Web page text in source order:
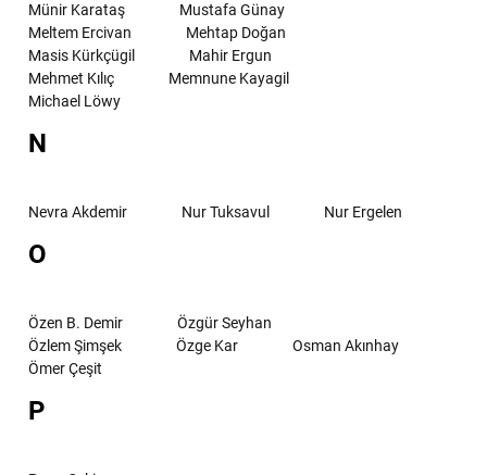
Münir Karataş
Mustafa Günay
Meltem Ercivan
Mehtap Doğan
Masis Kürkçügil
Mahir Ergun
Mehmet Kılıç
Memnune Kayagil
Michael Löwy
N
Nevra Akdemir Nur Tuksavul Nur Ergelen
O
Özen B. Demir
Özgür Seyhan
Özlem Şimşek
Özge Kar
Osman Akınhay
Ömer Çeşit
P